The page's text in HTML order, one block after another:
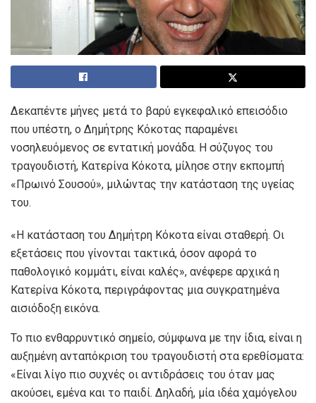
Δεκαπέντε μήνες μετά το βαρύ εγκεφαλικό επεισόδιο
που υπέστη, ο Δημήτρης Κόκοτας παραμένει
νοσηλευόμενος σε εντατική μονάδα. Η σύζυγος του
τραγουδιστή, Κατερίνα Κόκοτα, μίλησε στην εκπομπή
«Πρωινό Σουσού», μιλώντας την κατάσταση της υγείας
του.
«Η κατάσταση του Δημήτρη Κόκοτα είναι σταθερή. Οι
εξετάσεις που γίνονται τακτικά, όσον αφορά το
παθολογικό κομμάτι, είναι καλές», ανέφερε αρχικά η
Κατερίνα Κόκοτα, περιγράφοντας μια συγκρατημένα
αισιόδοξη εικόνα.
Το πιο ενθαρρυντικό σημείο, σύμφωνα με την ίδια, είναι η
αυξημένη ανταπόκριση του τραγουδιστή στα ερεθίσματα:
«Είναι λίγο πιο συχνές οι αντιδράσεις του όταν μας
ακούσει, εμένα και το παιδί. Δηλαδή, μία ιδέα χαμόγελου